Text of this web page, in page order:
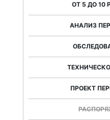
ОТ 5 ДО 10
АНАЛИЗ
ПРОЕКТ